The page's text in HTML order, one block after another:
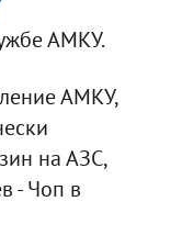
АМКУ.
АМКУ,
на АЗС,
- Чоп в